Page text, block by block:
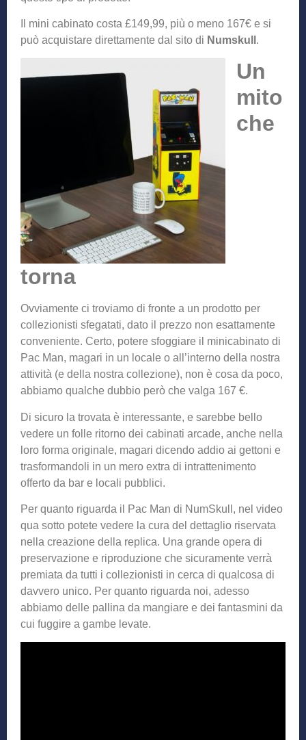
Il mini cabinato costa £149,99, più o meno 167€ e si
può acquistare direttamente dal sito di Numskull .
Un
mito
che
torna
Ovviamente ci troviamo di fronte a un prodotto per
collezionisti sfegatati, dato il prezzo non esattamente
conveniente. Certo, potere sfoggiare il minicabinato di
Pac Man, magari in un locale o all’interno della nostra
attività (e della nostra collezione), non è cosa da poco,
abbiamo qualche dubbio però che valga 167 €.
Di sicuro la trovata è interessante, e sarebbe bello
vedere un folle ritorno dei cabinati arcade, anche nella
loro forma originale, magari dicendo addio ai gettoni e
trasformandoli in un mero extra di intrattenimento
offerto da bar e locali pubblici.
Per quanto riguarda il Pac Man di NumSkull, nel video
qua sotto potete vedere la cura del dettaglio riservata
nella creazione della replica. Una grande opera di
preservazione e riproduzione che sicuramente verrà
premiata da tutti i collezionisti in cerca di qualcosa di
davvero unico. Per quanto riguarda noi, adesso
abbiamo delle pallina da mangiare e dei fantasmini da
cui fuggire a gambe levate.